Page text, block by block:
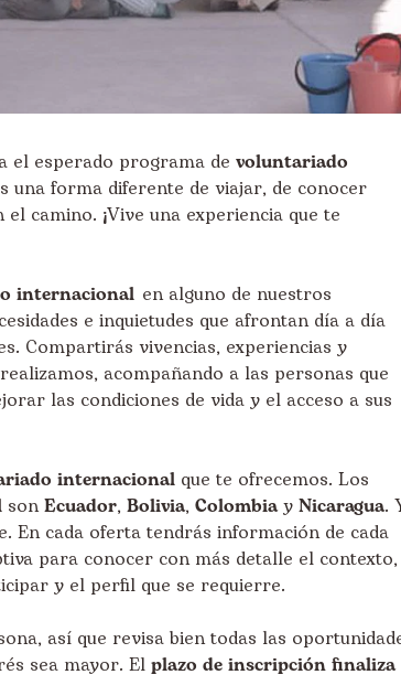
el esperado programa de voluntariado
una forma diferente de viajar, de conocer
camino. ¡Vive una experiencia que te
internacional en alguno de nuestros
e inquietudes que afrontan día a día
Compartirás vivencias, experiencias y
realizamos, acompañando a las personas que
las condiciones de vida y el acceso a sus
internacional que te ofrecemos. Los
sonEcuador, Bolivia, Colombiay Nicaragua.
En cada oferta tendrás información de cada
para conocer con más detalle el contexto,
y el perfil que se requierre.
así que revisa bien todas las
sea mayor. El plazo de inscripción finaliza